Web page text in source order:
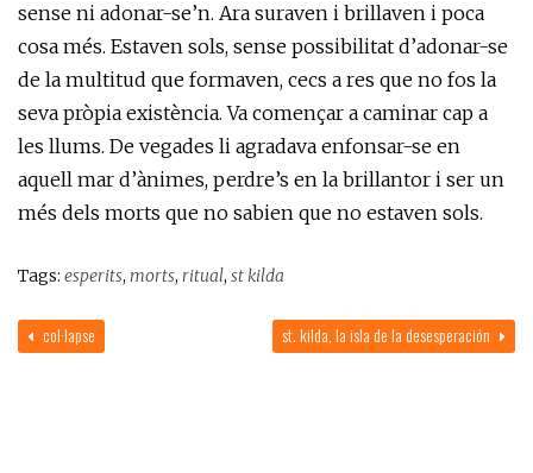
sense ni adonar-se’n. Ara suraven i brillaven i poca
cosa més. Estaven sols, sense possibilitat d’adonar-se
de la multitud que formaven, cecs a res que no fos la
seva pròpia existència. Va començar a caminar cap a
les llums. De vegades li agradava enfonsar-se en
aquell mar d’ànimes, perdre’s en la brillantor i ser un
més dels morts que no sabien que no estaven sols.
Tags: esperits, morts, ritual, st kilda
st. kilda, la isla de la desesperación
col·lapse